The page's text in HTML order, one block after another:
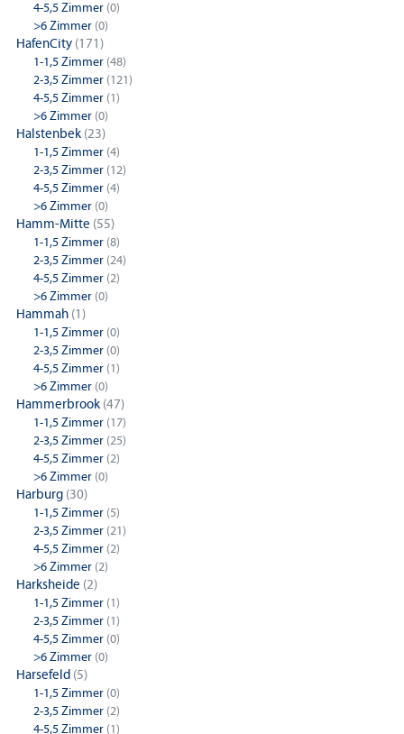
4-5,5 Zimmer (0)
>6 Zimmer (0)
HafenCity (171)
1-1,5 Zimmer (48)
2-3,5 Zimmer (121)
4-5,5 Zimmer (1)
>6 Zimmer (0)
Halstenbek (23)
1-1,5 Zimmer (4)
2-3,5 Zimmer (12)
4-5,5 Zimmer (4)
>6 Zimmer (0)
Hamm-Mitte (55)
1-1,5 Zimmer (8)
2-3,5 Zimmer (24)
4-5,5 Zimmer (2)
>6 Zimmer (0)
Hammah (1)
1-1,5 Zimmer (0)
2-3,5 Zimmer (0)
4-5,5 Zimmer (1)
>6 Zimmer (0)
Hammerbrook (47)
1-1,5 Zimmer (17)
2-3,5 Zimmer (25)
4-5,5 Zimmer (2)
>6 Zimmer (0)
Harburg (30)
1-1,5 Zimmer (5)
2-3,5 Zimmer (21)
4-5,5 Zimmer (2)
>6 Zimmer (2)
Harksheide (2)
1-1,5 Zimmer (1)
2-3,5 Zimmer (1)
4-5,5 Zimmer (0)
>6 Zimmer (0)
Harsefeld (5)
1-1,5 Zimmer (0)
2-3,5 Zimmer (2)
4-5,5 Zimmer (1)